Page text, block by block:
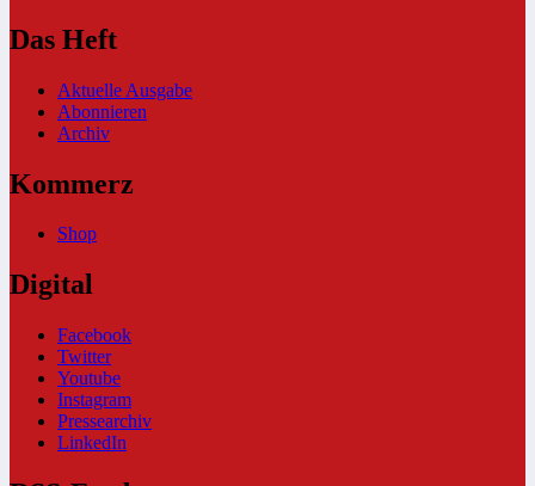
Das Heft
Aktuelle Ausgabe
Abonnieren
Archiv
Kommerz
Shop
Digital
Facebook
Twitter
Youtube
Instagram
Pressearchiv
LinkedIn